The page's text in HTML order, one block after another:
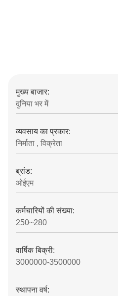
मुख्य बाजार:
दुनिया भर में
व्यवसाय का प्रकार:
निर्माता , विक्रेता
ब्रांड:
ओईएम
कर्मचारियों की संख्या:
250~280
वार्षिक बिक्री:
3000000-3500000
स्थापना वर्ष: